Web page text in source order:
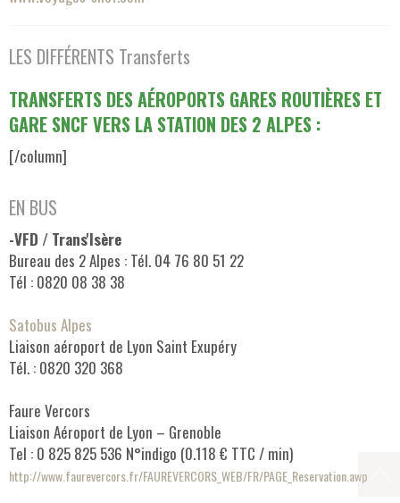
LES DIFFÉRENTS Transferts
TRANSFERTS DES AÉROPORTS GARES ROUTIÈRES ET
GARE SNCF VERS LA STATION DES 2 ALPES :
[/column]
EN BUS
-VFD / Trans'Isère
Bureau des 2 Alpes : Tél. 04 76 80 51 22
Tél : 0820 08 38 38
Satobus Alpes
Liaison aéroport de Lyon Saint Exupéry
Tél. : 0820 320 368
Faure Vercors
Liaison Aéroport de Lyon – Grenoble
Tel : 0 825 825 536 N°indigo (0.118 € TTC / min)
http://www.faurevercors.fr/FAUREVERCORS_WEB/FR/PAGE_Reservation.awp